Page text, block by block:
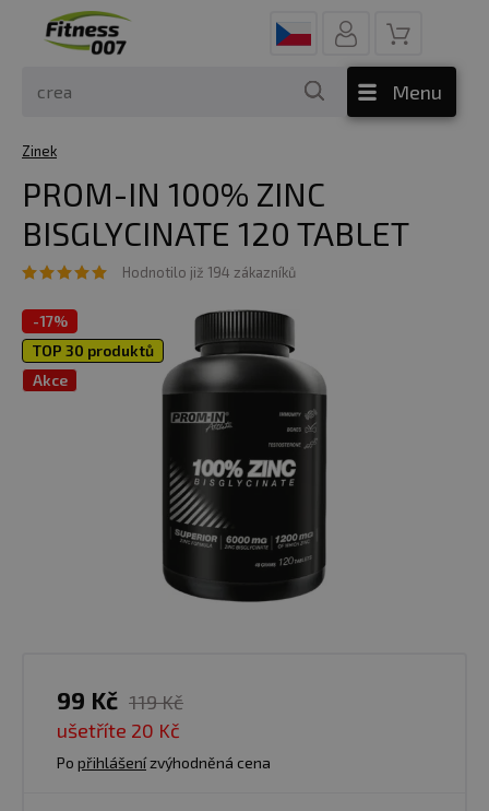
Menu
Zinek
PROM-IN 100% ZINC
BISGLYCINATE 120 TABLET
Hodnotilo již 194 zákazníků
-17%
TOP 30 produktů
Akce
99 Kč 119 Kč
ušetříte 20 Kč
Po přihlášenízvýhodněná cena